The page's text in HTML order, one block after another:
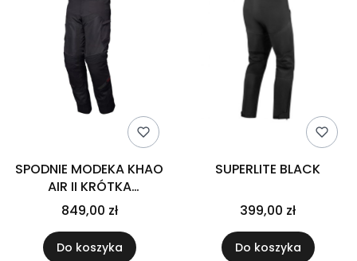
SPODNIE MODEKA KHAO
AIR II KRÓTKA
NOGAWKA
849,00 zł
Do koszyka
SUPERLITE BLACK
399,00 zł
Do koszyka